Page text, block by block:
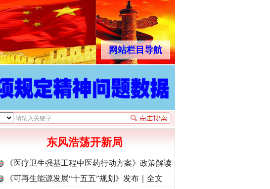
网站栏目导航
东风浩荡开新局
《医疗卫生强基工程中医药行动方案》政策解读
《可再生能源发展“十五五”规划》发布｜全文